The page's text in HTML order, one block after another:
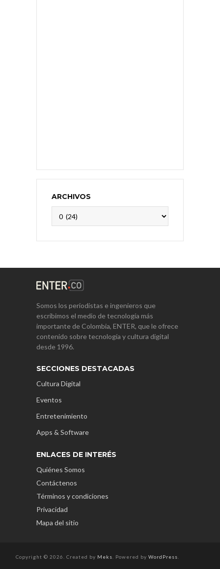
ARCHIVOS
Somos los periodistas e ingenieros que
escribimos el medio de tecnología más
importante de Colombia, ENTER, que le ofrece
contenido sobre tecnología y cultura digital
desde 1996.
SECCIONES DESTACADAS
Cultura Digital
Eventos
Entretenimiento
Apps & Software
ENLACES DE INTERÉS
Quiénes Somos
Contáctenos
Términos y condiciones
Privacidad
Mapa del sitio
Copyright © 2026. Created by Meks . Powered by WordPress